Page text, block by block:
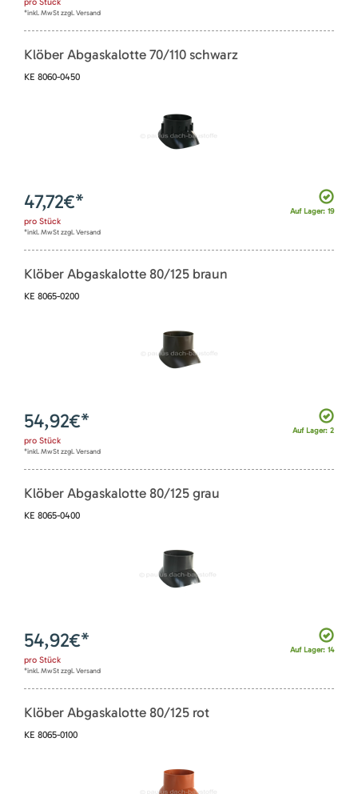
*inkl. MwSt zzgl. Versand
Klöber Abgaskalotte 70/110 schwarz
KE 8060-0450
Auf Lager: 19
47,72€*
pro Stück
*inkl. MwSt zzgl. Versand
Klöber Abgaskalotte 80/125 braun
KE 8065-0200
Auf Lager: 2
54,92€*
pro Stück
*inkl. MwSt zzgl. Versand
Klöber Abgaskalotte 80/125 grau
KE 8065-0400
Auf Lager: 14
54,92€*
pro Stück
*inkl. MwSt zzgl. Versand
Klöber Abgaskalotte 80/125 rot
KE 8065-0100